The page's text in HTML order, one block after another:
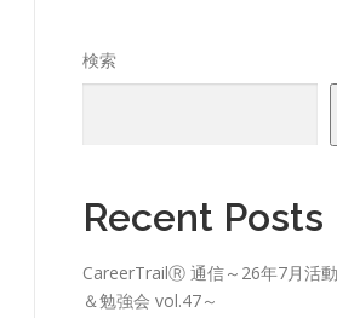
検索
Recent Posts
CareerTrailⓇ 通信～26年7月活
＆勉強会 vol.47～